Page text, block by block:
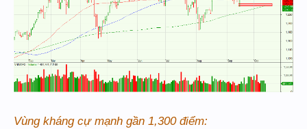
Vùng kháng cự mạnh gần 1,300 điểm: